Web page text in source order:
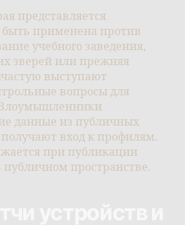
представляется
применена против
учебного заведения,
зверей или прежняя
выступают
вопросы для
Злоумышленники
данные из публичных
вход к профилям.
при публикации
пространстве.